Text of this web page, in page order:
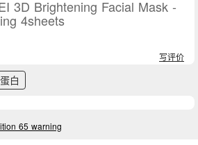
3D Brightening Facial Mask -
4sheets
写评价
白
65 warning